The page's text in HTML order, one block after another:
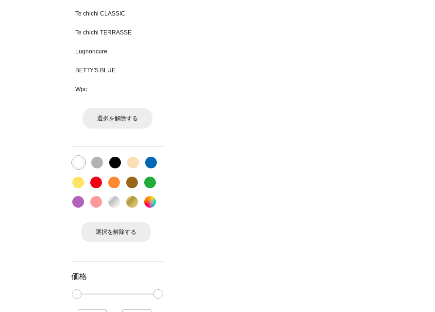
Te chichi CLASSIC
Te chichi TERRASSE
Lugnoncure
BETTY'S BLUE
Wpc.
選択を解除する
選択を解除する
価格